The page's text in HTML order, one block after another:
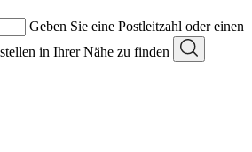
Geben Sie eine Postleitzahl oder einen
in Ihrer Nähe zu finden